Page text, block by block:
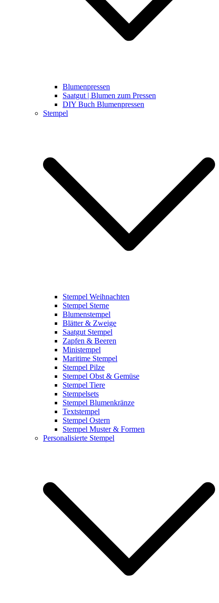
Blumenpressen
Saatgut | Blumen zum Pressen
DIY Buch Blumenpressen
Stempel
Stempel Weihnachten
Stempel Sterne
Blumenstempel
Blätter & Zweige
Saatgut Stempel
Zapfen & Beeren
Ministempel
Maritime Stempel
Stempel Pilze
Stempel Obst & Gemüse
Stempel Tiere
Stempelsets
Stempel Blumenkränze
Textstempel
Stempel Ostern
Stempel Muster & Formen
Personalisierte Stempel